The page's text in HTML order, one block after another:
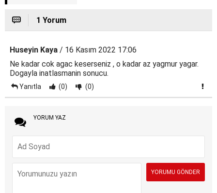
1 Yorum
Huseyin Kaya / 16 Kasım 2022 17:06
Ne kadar cok agac keserseniz , o kadar az yagmur yagar.
Dogayla inatlasmanin sonucu.
Yanıtla (0) (0)
YORUM YAZ